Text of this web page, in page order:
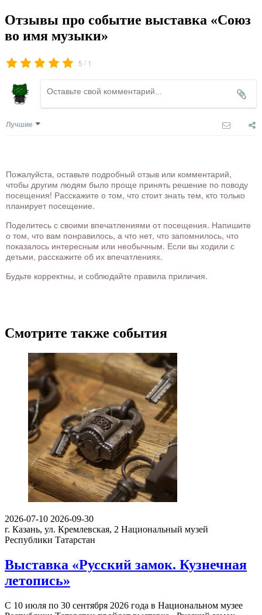
Отзывы про событие выставка «Союз
во имя музыки»
5 / 1
Лучшие
Пожалуйста, оставьте подробный отзыв или комментарий,
чтобы другим людям было проще принять решение по поводу
посещения! Расскажите о том, что стоит знать тем, кто только
планирует посещение.
Поделитесь с своими впечатлениями от посещения. Напишите
о том, что вам понравилось, а что нет, что запомнилось, что
показалось интересным или необычным. Если вы ходили с
детьми, расскажите об их впечатлениях.
Будьте корректны, и соблюдайте правила приличия.
Смотрите также события
2026-07-10 2026-09-30
г. Казань, ул. Кремлевская, 2 Национальный музей
Республики Татарстан
Выставка «Русский замок. Кузнечная
летопись»
С 10 июля по 30 сентября 2026 года в Национальном музее